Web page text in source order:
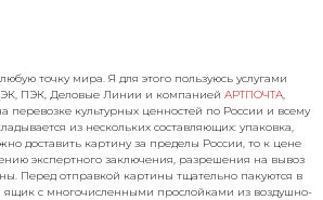
точку мира. Я для этого пользуюсь услугами
ПЭК, Деловые Линии и компанией АРТПОЧТА,
перевозке культурных ценностей по России и всему
из нескольких составляющих: упаковка,
доставить картину за пределы России, то к цене
экспертного заключения, разрешения на вывоз
Перед отправкой картины тщательно пакуются в
с многочисленными прослойками из воздушно-